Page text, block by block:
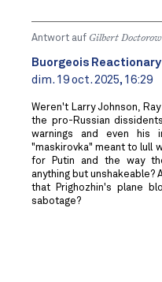
Antwort auf Gilbert Doctorow
Buorgeois Reactionary
dim. 19 oct. 2025, 16:29
Weren't Larry Johnson,
the pro-Russian
warnings and even his
"maskirovka" meant to lull
for Putin and the way
anything but unshakeable?
that Prighozhin's plane
sabotage?